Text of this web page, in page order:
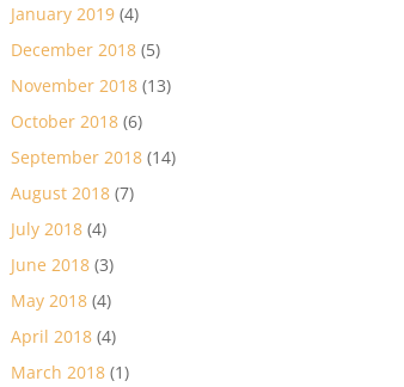
January 2019 (4)
December 2018 (5)
November 2018 (13)
October 2018 (6)
September 2018 (14)
August 2018 (7)
July 2018 (4)
June 2018 (3)
May 2018 (4)
April 2018 (4)
March 2018 (1)